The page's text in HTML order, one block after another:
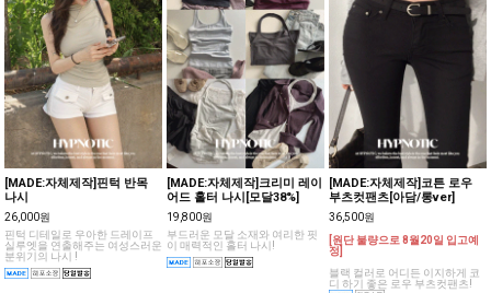
[MADE:자체제작]핀턱 반목
나시
26,000원
핀턱 디테일로 우아한 드레이프
실루엣을 연출해주는 여성스러운
분위기의 나시 !
[MADE:자체제작]크리미 레이
어드 홀터 나시[모달38%]
19,800원
부드러운 모달 소재와 여리한 핏
이 매력적인 홀터 나시!
[MADE:자체제작]코튼 로우
부츠컷팬츠[아담/롱ver]
36,500원
[원단 불량으로 8월20일 입고예
정]
블랙 컬러로 어디든 이지하게 코
디 하기 좋은 로우 부츠컷팬츠!